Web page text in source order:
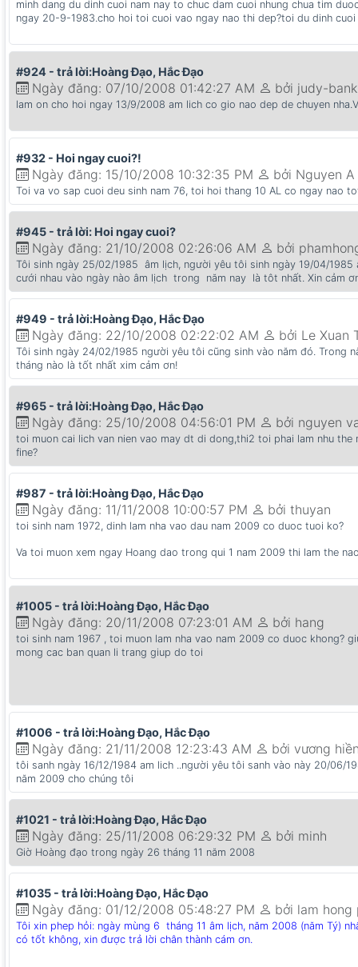
minh dang du dinh cuoi nam nay to chuc dam cuoi nhung chua tim
ngay 20-9-1983.cho hoi toi cuoi vao ngay nao thi dep?toi du dinh
#924 - trả lời:Hoàng Đạo, Hắc Đạo
Ngày đăng: 07/10/2008 01:42:27 AM bởi judy-bank
lam on cho hoi ngay 13/9/2008 am lich co gio nao dep de chuyen
#932 - Hoi ngay cuoi?!
Ngày đăng: 15/10/2008 10:32:35 PM bởi Nguyen A
Toi va vo sap cuoi deu sinh nam 76, toi hoi thang 10 AL co ngay nao
#945 - trả lời: Hoi ngay cuoi?
Ngày đăng: 21/10/2008 02:26:06 AM bởi
Tôi sinh ngày 25/02/1985 âm lịch, người yêu tôi sinh ngày 19/04/
cưới nhau vào ngày nào âm lịch trong năm nay là tôt nhất. Xin cảm
#949 - trả lời:Hoàng Đạo, Hắc Đạo
Ngày đăng: 22/10/2008 02:22:02 AM bởi Le Xuan
Tôi sinh ngày 24/02/1985 người yêu tôi cũng sinh vào năm đó. Trong
tháng nào là tốt nhất xim cảm ơn!
#965 - trả lời:Hoàng Đạo, Hắc Đạo
Ngày đăng: 25/10/2008 04:56:01 PM bởi nguyen
toi muon cai lich van nien vao may dt di dong,thi2 toi phai lam nhu
fine?
#987 - trả lời:Hoàng Đạo, Hắc Đạo
Ngày đăng: 11/11/2008 10:00:57 PM bởi thuyan
toi sinh nam 1972, dinh lam nha vao dau nam 2009 co duoc tuoi ko?
Va toi muon xem ngay Hoang dao trong qui 1 nam 2009 thi lam the
#1005 - trả lời:Hoàng Đạo, Hắc Đạo
Ngày đăng: 20/11/2008 07:23:01 AM bởi hang
toi sinh nam 1967 , toi muon lam nha vao nam 2009 co duoc khong?
mong cac ban quan li trang giup do toi
#1006 - trả lời:Hoàng Đạo, Hắc Đạo
Ngày đăng: 21/11/2008 12:23:43 AM bởi vương
tôi sanh ngày 16/12/1984 am lich ..người yêu tôi sanh vào này 20/06/
năm 2009 cho chúng tôi
#1021 - trả lời:Hoàng Đạo, Hắc Đạo
Ngày đăng: 25/11/2008 06:29:32 PM bởi minh
Giờ Hoàng đạo trong ngày 26 tháng 11 năm 2008
#1035 - trả lời:Hoàng Đạo, Hắc Đạo
Ngày đăng: 01/12/2008 05:48:27 PM bởi lam hong
Tôi xin phep hỏi: ngày mùng 6 tháng 11 âm lịch, năm 2008 (năm Tý)
có tốt không, xin được trả lời chân thành cám ơn.